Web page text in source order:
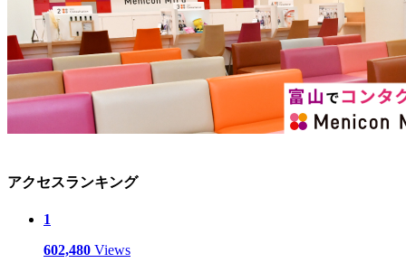
アクセスランキング
1
602,480 Views